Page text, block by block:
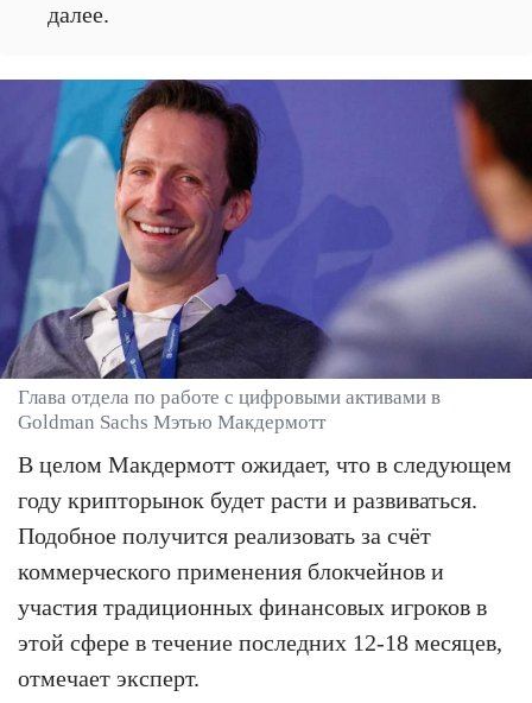
далее.
Глава отдела по работе с цифровыми активами в
Goldman Sachs Мэтью Макдермотт
В целом Макдермотт ожидает, что в следующем
году крипторынок будет расти и развиваться.
Подобное получится реализовать за счёт
коммерческого применения блокчейнов и
участия традиционных финансовых игроков в
этой сфере в течение последних 12-18 месяцев,
отмечает эксперт.